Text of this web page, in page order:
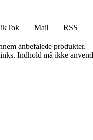
Mail
RSS
anbefalede produkter.
Indhold må ikke